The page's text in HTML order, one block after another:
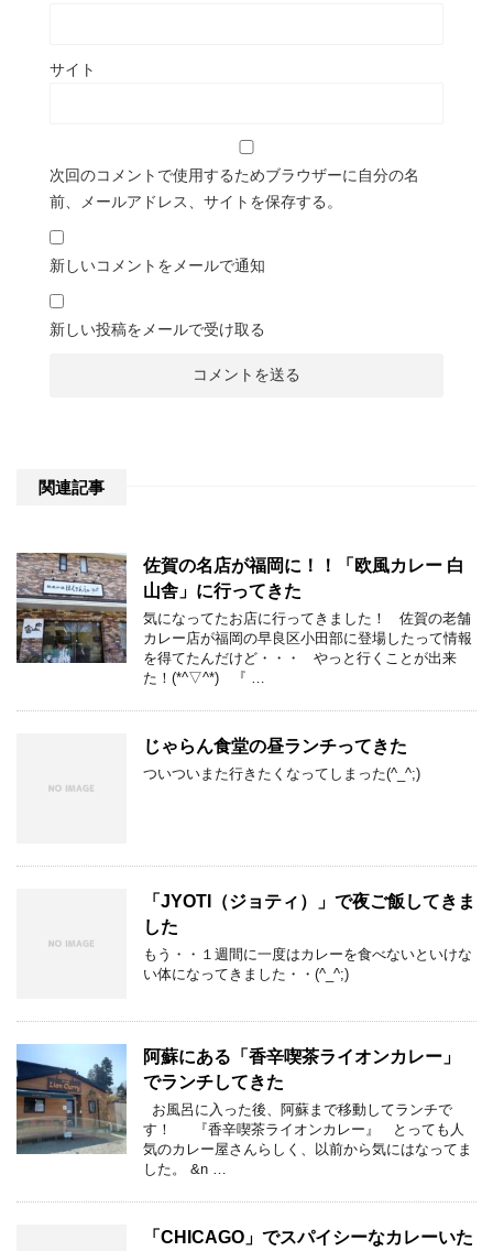
サイト
次回のコメントで使用するためブラウザーに自分の名
前、メールアドレス、サイトを保存する。
新しいコメントをメールで通知
新しい投稿をメールで受け取る
関連記事
佐賀の名店が福岡に！！「欧風カレー 白
山舎」に行ってきた
気になってたお店に行ってきました！ 佐賀の老舗
カレー店が福岡の早良区小田部に登場したって情報
を得てたんだけど・・・ やっと行くことが出来
た！(*^▽^*) 『 …
じゃらん食堂の昼ランチってきた
ついついまた行きたくなってしまった(^_^;)
「JYOTI（ジョティ）」で夜ご飯してきま
した
もう・・１週間に一度はカレーを食べないといけな
い体になってきました・・(^_^;)
阿蘇にある「香辛喫茶ライオンカレー」
でランチしてきた
お風呂に入った後、阿蘇まで移動してランチで
す！ 『香辛喫茶ライオンカレー』 とっても人
気のカレー屋さんらしく、以前から気にはなってま
した。 &n …
「CHICAGO」でスパイシーなカレーいた